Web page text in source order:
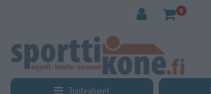
0
Tuotealueet